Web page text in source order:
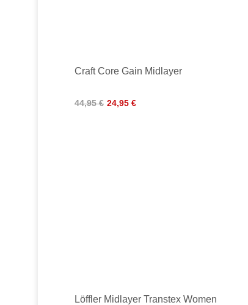
Craft Core Gain Midlayer
44,95 € 24,95 €
Löffler Midlayer Transtex Women